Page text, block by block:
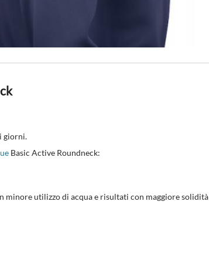
giorni.
Basic Active Roundneck:
minore utilizzo di acqua e risultati con maggiore solidità